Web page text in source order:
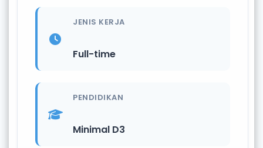
JENIS KERJA
Full-time
PENDIDIKAN
Minimal D3